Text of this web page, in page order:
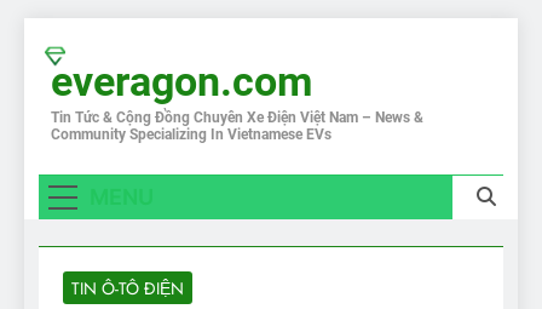
content
everagon.com
Tin Tức & Cộng Đồng Chuyên Xe Điện Việt Nam – News &
Community Specializing In Vietnamese EVs
TIN Ô-TÔ ĐIỆN